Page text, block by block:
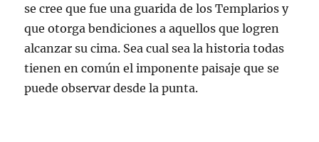
se cree que fue una guarida de los Templarios y
que otorga bendiciones a aquellos que logren
alcanzar su cima. Sea cual sea la historia todas
tienen en común el imponente paisaje que se
puede observar desde la punta.